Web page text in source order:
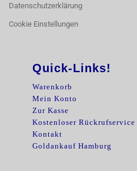
Datenschutzerklärung
Cookie Einstellungen
Quick-Links!
Warenkorb
Mein Konto
Zur Kasse
Kostenloser Rückrufservice
Kontakt
Goldankauf Hamburg